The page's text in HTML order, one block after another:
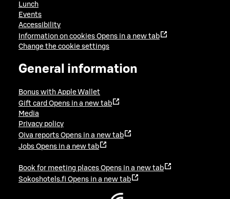
Lunch
Events
Accessibility
Information on cookies Opens in a new tab
Change the cookie settings
General information
Bonus with Apple Wallet
Gift card Opens in a new tab
Media
Privacy policy
Oiva reports Opens in a new tab
Jobs Opens in a new tab
Book for meeting places Opens in a new tab
Sokoshotels.fi Opens in a new tab